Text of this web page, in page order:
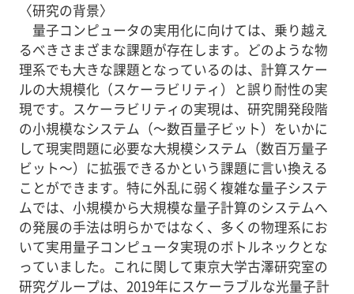
〈研究の背景〉
量子コンピュータの実用化に向けては、乗り越え
るべきさまざまな課題が存在します。どのような物
理系でも大きな課題となっているのは、計算スケー
ルの大規模化（スケーラビリティ）と誤り耐性の実
現です。スケーラビリティの実現は、研究開発段階
の小規模なシステム（～数百量子ビット）をいかに
して現実問題に必要な大規模システム（数百万量子
ビット～）に拡張できるかという課題に言い換える
ことができます。特に外乱に弱く複雑な量子システ
ムでは、小規模から大規模な量子計算のシステムへ
の発展の手法は明らかではなく、多くの物理系にお
いて実用量子コンピュータ実現のボトルネックとな
っていました。これに関して東京大学古澤研究室の
研究グループは、2019年にスケーラブルな光量子計